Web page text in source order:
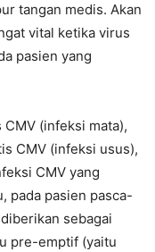
tangan medis. Akan
vital ketika virus
pasien yang
(infeksi mata),
CMV (infeksi usus),
CMV yang
pada pasien pasca-
sebagai
pre-emptif (yaitu